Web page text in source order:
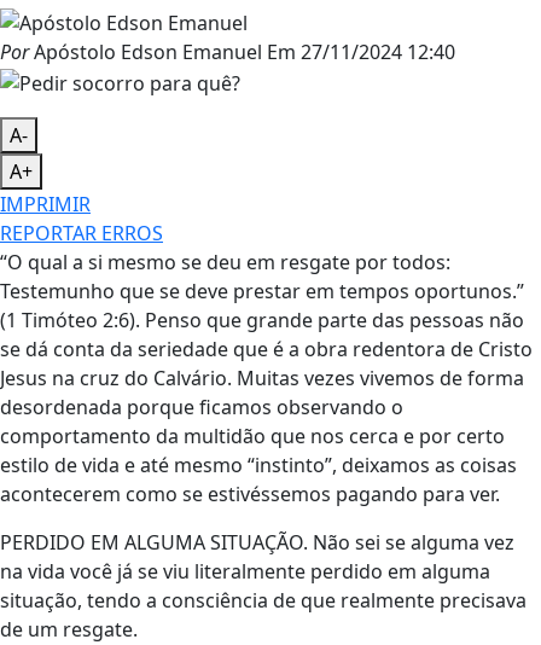
PorApóstolo Edson Emanuel Em 27/11/2024 12:40
A-
A+
IMPRIMIR
REPORTAR ERROS
“O qual a si mesmo se deu em resgate por todos:
Testemunho que se deve prestar em tempos oportunos.”
(1 Timóteo 2:6). Penso que grande parte das pessoas não
se dá conta da seriedade que é a obra redentora de Cristo
Jesus na cruz do Calvário. Muitas vezes vivemos de forma
desordenada porque ficamos observando o
comportamento da multidão que nos cerca e por certo
estilo de vida e até mesmo “instinto”, deixamos as coisas
acontecerem como se estivéssemos pagando para ver.
PERDIDO EM ALGUMA SITUAÇÃO. Não sei se alguma vez
na vida você já se viu literalmente perdido em alguma
situação, tendo a consciência de que realmente precisava
de um resgate.